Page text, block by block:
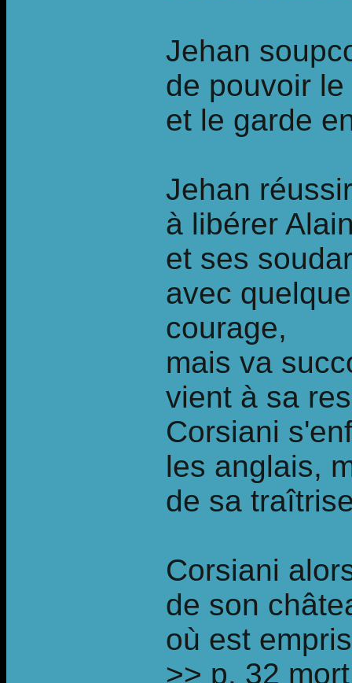
Jehan
de pouvoir
et le garde
Jehan
à libérer
et ses
avec
courage,
mais va
vient à sa
Corsiani
les anglais,
de sa
Corsiani
de son
où est
>> p. 32